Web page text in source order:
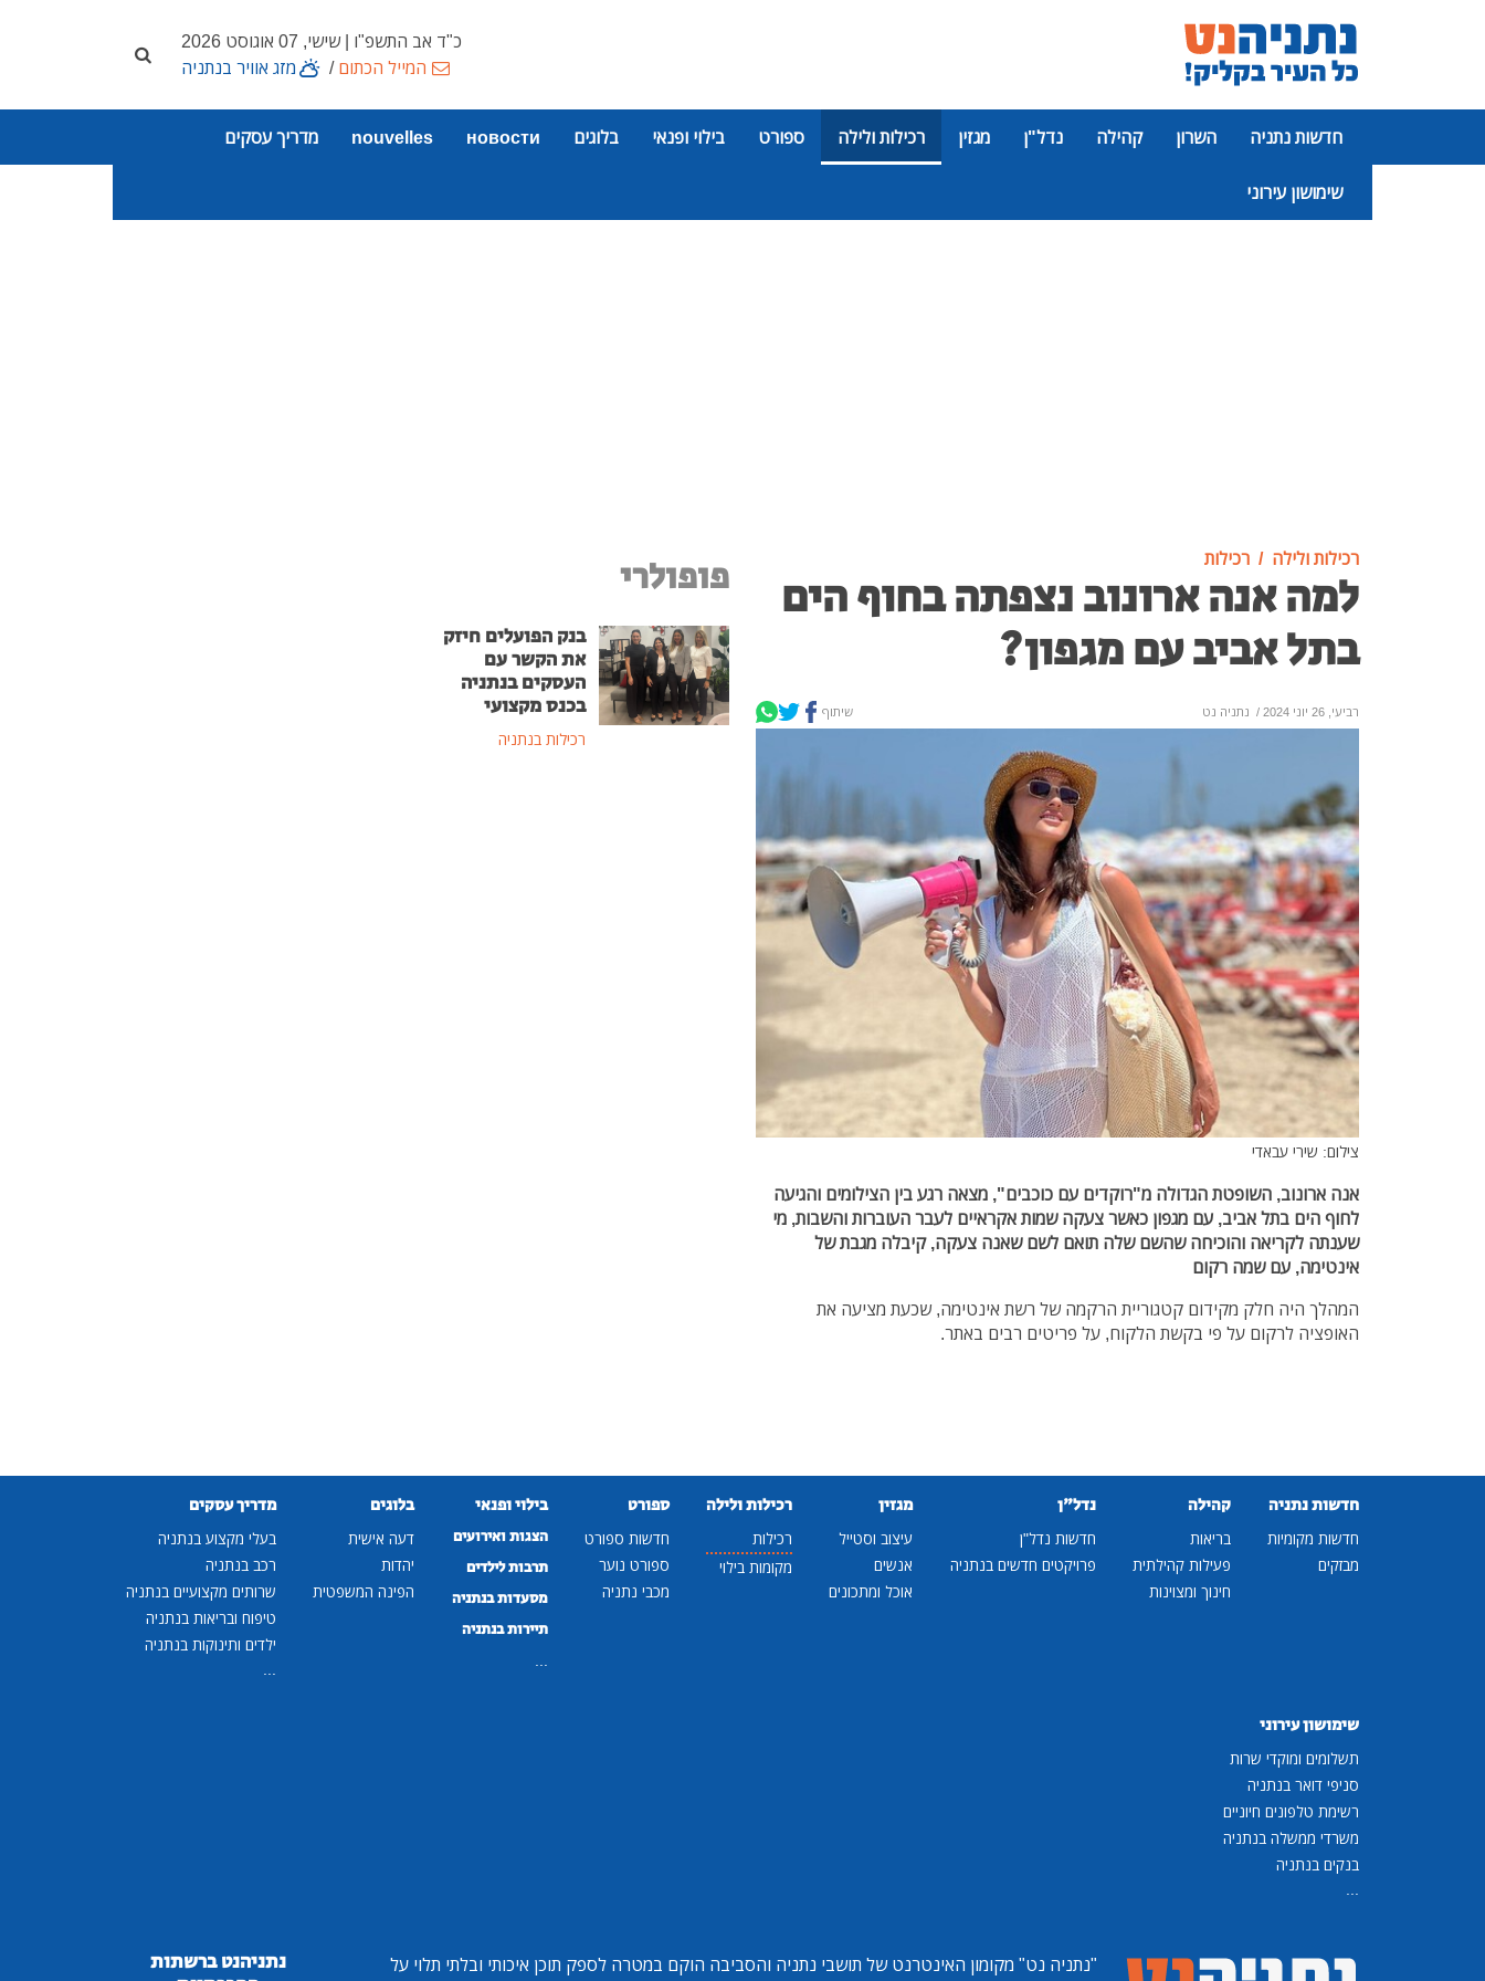
כ"ד אב התשפ"ו | שישי, 07 אוגוסט 2026
המייל הכתום/ מזג אוויר בנתניה
חדשות נתניה השרון קהילה נדל"ן מגזין רכילות ולילה ספורט בילוי ופנאי בלוגים новости
nouvelles מדריך עסקים
שימושון עירוני
רכילות ולילה רכילות
למה אנה ארונוב נצפתה בחוף הים
בתל אביב עם מגפון?
רביעי, 26 יוני 2024 / נתניה נט שיתוף
צילום: שירי עבאדי
אנה ארונוב, השופטת הגדולה מ"רוקדים עם כוכבים", מצאה רגע בין הצילומים והגיעה
לחוף הים בתל אביב, עם מגפון כאשר צעקה שמות אקראיים לעבר העוברות והשבות, מי
שענתה לקריאה והוכיחה שהשם שלה תואם לשם שאנה צעקה, קיבלה מגבת של
אינטימה, עם שמה רקום
המהלך היה חלק מקידום קטגוריית הרקמה של רשת אינטימה, שכעת מציעה את
האופציה לרקום על פי בקשת הלקוח, על פריטים רבים באתר.
פופולרי
בנק הפועלים חיזק
את הקשר עם
העסקים בנתניה
בכנס מקצועי
רכילות בנתניה
חדשות נתניה
חדשות מקומיות
מבזקים
קהילה
בריאות
פעילות קהילתית
חינוך ומצוינות
נדל"ן
חדשות נדל"ן
פרויקטים חדשים בנתניה
מגזין
עיצוב וסטייל
אנשים
אוכל ומתכונים
רכילות ולילה
רכילות
מקומות בילוי
ספורט
חדשות ספורט
ספורט נוער
מכבי נתניה
בילוי ופנאי
הצגות ואירועים
תרבות לילדים
מסעדות בנתניה
תיירות בנתניה
בלוגים
דעה אישית
יהדות
הפינה המשפטית
מדריך עסקים
בעלי מקצוע בנתניה
רכב בנתניה
שרותים מקצועיים בנתניה
טיפוח ובריאות בנתניה
ילדים ותינוקות בנתניה
שימושון עירוני
תשלומים ומוקדי שרות
סניפי דואר בנתניה
רשימת טלפונים חיוניים
משרדי ממשלה בנתניה
בנקים בנתניה
"נתניה נט" מקומון האינטרנט של תושבי נתניה והסביבה הוקם במטרה לספק תוכן איכותי ובלתי תלוי על
נתניהנט ברשתות